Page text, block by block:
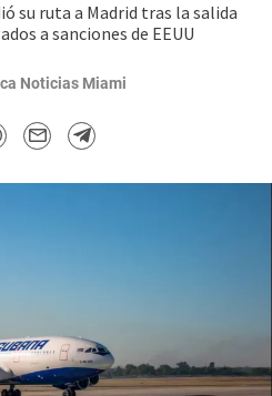
su ruta a Madrid tras la salida
a sanciones de EEUU
Noticias Miami